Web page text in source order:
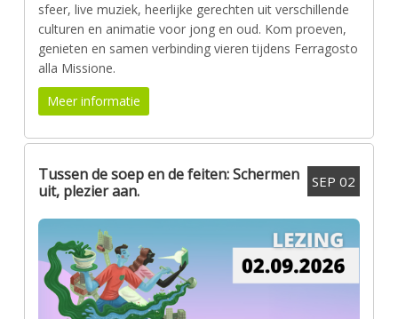
sfeer, live muziek, heerlijke gerechten uit verschillende
culturen en animatie voor jong en oud. Kom proeven,
genieten en samen verbinding vieren tijdens Ferragosto
alla Missione.
Meer informatie
SEP 02
Tussen de soep en de feiten: Schermen
uit, plezier aan.